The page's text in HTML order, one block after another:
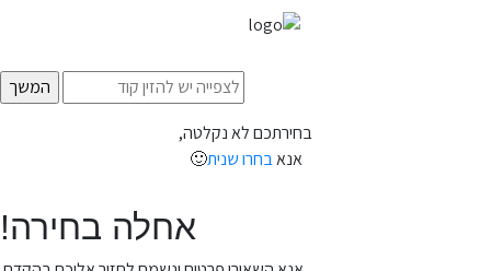
בחירתכם לא נקלטה,
אנאבחרו שנית🙂
אחלה בחירה!